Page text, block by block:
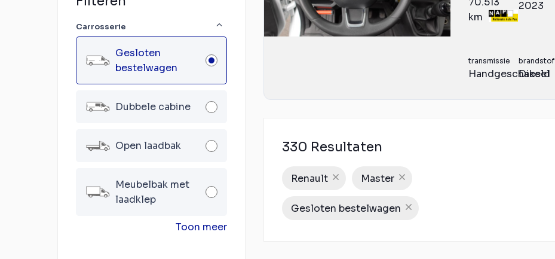
Carrosserie
Gesloten
bestelwagen
Dubbele cabine
Open laadbak
Meubelbak met
laadklep
Toon meer
km
2023
transmissie
Handgeschakeld
brandstof
Diesel
330 Resultaten
Renault Master
Gesloten bestelwagen